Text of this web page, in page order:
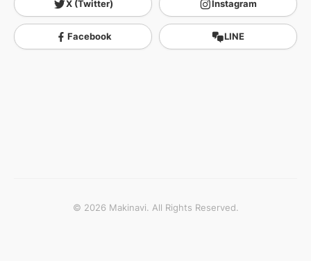
X (Twitter) Instagram
Facebook LINE
© 2026 Makinavi. All Rights Reserved.